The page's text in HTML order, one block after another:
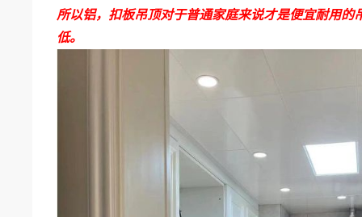
所以铝，扣板吊顶对于普通家庭来说才是便宜耐用的
低。